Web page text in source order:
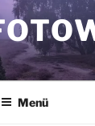
Menü